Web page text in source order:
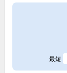
最短